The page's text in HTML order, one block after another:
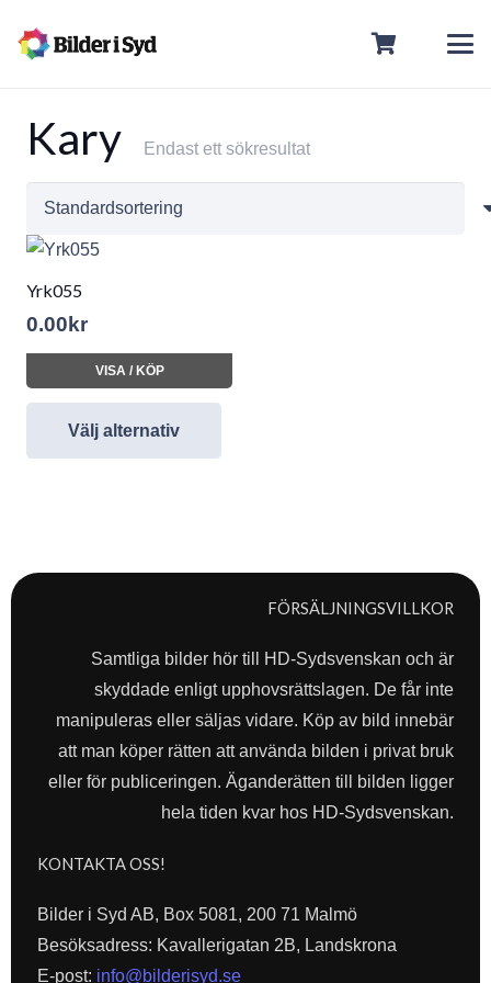
Kary Endast ett sökresultat
Yrk055
0.00 kr
VISA / KÖP
Välj alternativ
FÖRSÄLJNINGSVILLKOR
Samtliga bilder hör till HD-Sydsvenskan och är
skyddade enligt upphovsrättslagen. De får inte
manipuleras eller säljas vidare. Köp av bild innebär
att man köper rätten att använda bilden i privat bruk
eller för publiceringen. Äganderätten till bilden ligger
hela tiden kvar hos HD-Sydsvenskan.
KONTAKTA OSS!
Bilder i Syd AB, Box 5081, 200 71 Malmö
Besöksadress: Kavallerigatan 2B, Landskrona
E-post: info@bilderisyd.se